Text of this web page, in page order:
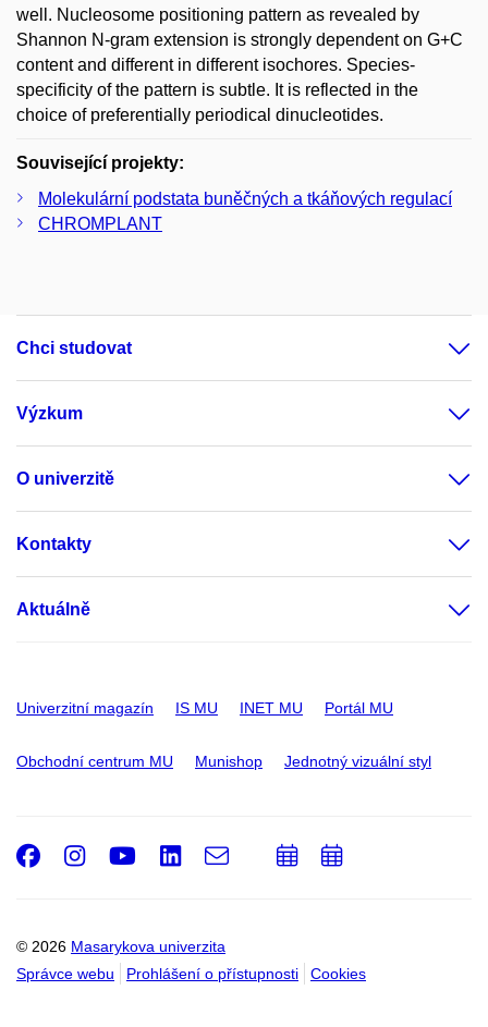
well. Nucleosome positioning pattern as revealed by
Shannon N-gram extension is strongly dependent on G+C
content and different in different isochores. Species-
specificity of the pattern is subtle. It is reflected in the
choice of preferentially periodical dinucleotides.
Související projekty:
Molekulární podstata buněčných a tkáňových regulací
CHROMPLANT
Chci studovat
Výzkum
O univerzitě
Kontakty
Aktuálně
Univerzitní magazín IS MU INET MU Portál MU
Obchodní centrum MU Munishop Jednotný vizuální styl
© 2026 Masarykova univerzita
Správce webu
Prohlášení o přístupnosti Cookies
Facebook
Instagram
Youtube
LinkedIn
e-
PřidatPřidat